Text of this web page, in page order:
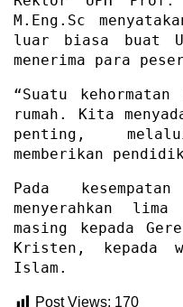
M.Eng.Sc
luar biasa buat
menerima para
“Suatu kehormatan
rumah. Kita
penting,
memberikan
Pada
menyerahkan
masing kepada
Kristen, kepada
Islam.
Post Views: 170